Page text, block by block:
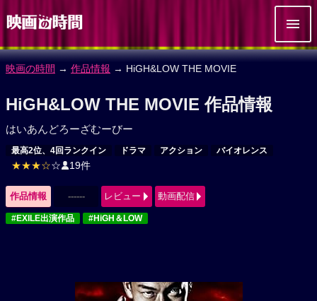
映画の時間 → 作品情報 → HiGH&LOW THE MOVIE
HiGH&LOW THE MOVIE 作品情報
はいあんどろーざむーびー
最高2位、4回ランクイン ドラマ アクション バイオレンス
★★★☆☆ 19件
作品情報 ------ レビュー 動画配信
#EXILE出演作品 #HiGH＆LOW